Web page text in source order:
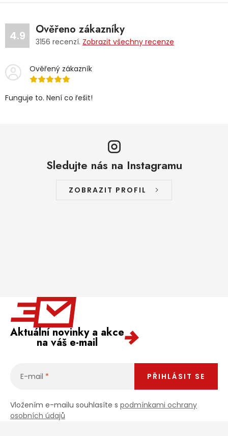
4.9 Ověřeno zákazníky
3156 recenzí. Zobrazit všechny recenze
Ověřený zákazník
Funguje to. Není co řešit!
Sledujte nás na Instagramu
ZOBRAZIT PROFIL
Aktuální novinky a akce
na váš e-mail
E-mail
Vložením e-mailu souhlasíte s podmínkami ochrany
osobních údajů
PŘIHLÁSIT SE